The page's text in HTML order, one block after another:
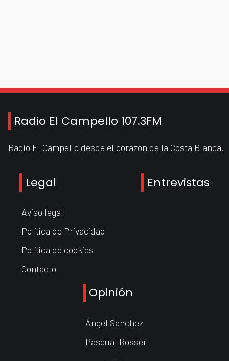
Radio El Campello 107.3FM
Radio El Campello desde el corazón de la Costa Blanca.
Legal
Aviso legal
Política de Privacidad
Política de cookies
Contacto
Entrevistas
Opinión
Ángel Sánchez
Pascual Rosser